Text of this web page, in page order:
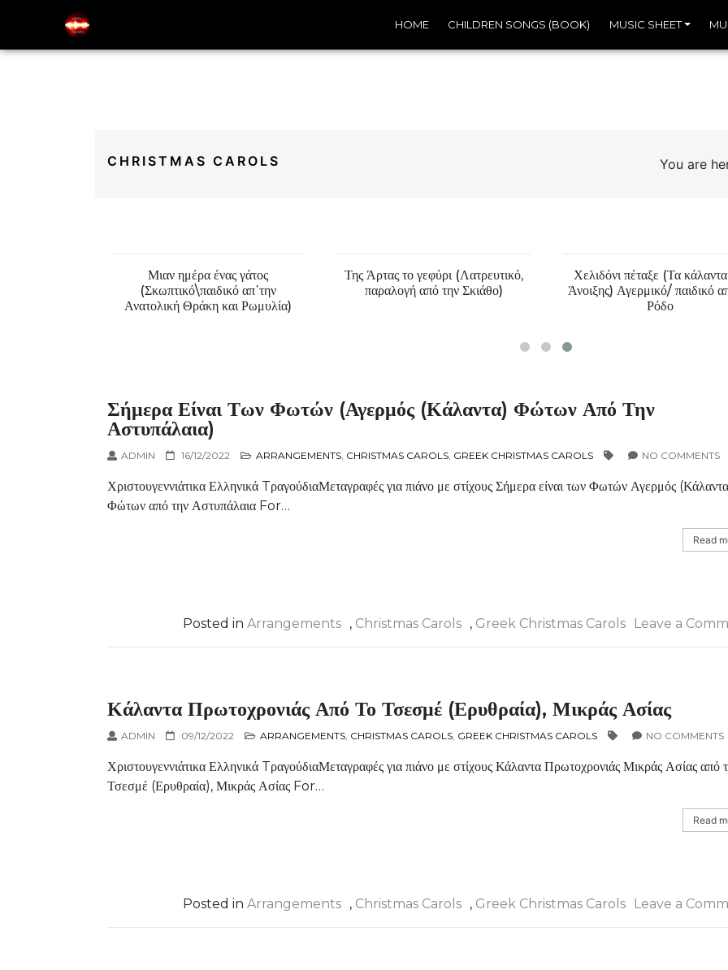
Electric Odysseas
Music Education Blog And Website
HOME CHILDREN SONGS (BOOK) MUSIC SHEET
CHRISTMAS CAROLS You are
Μιαν ημέρα ένας γάτος
(Σκωπτικό\παιδικό απ΄την
Ανατολική Θράκη και Ρωμυλία)
Της Άρτας το γεφύρι (Λατρευτικό,
παραλογή από την Σκιάθο)
Χελιδόνι πέταξε (Τα κάλαντα
Άνοιξης) Αγερμικό/ παιδικό
Ρόδο
Σήμερα Είναι Των Φωτών (Αγερμός (Κάλαντα) Φώτων Από Την
Αστυπάλαια)
ADMIN 16/12/2022 ARRANGEMENTS, CHRISTMAS CAROLS, GREEK CHRISTMAS CAROLS NO COMMENTS
Χριστουγεννιάτικα Ελληνικά TραγούδιαΜεταγραφές για πιάνο με στίχους Σήμερα είναι των Φωτών Αγερμός
Φώτων από την Αστυπάλαια For…
Read
Posted in Arrangements , Christmas Carols , Greek Christmas Carols Leave a
Κάλαντα Πρωτοχρονιάς Από Το Τσεσμέ (Ερυθραία), Μικράς Ασίας
ADMIN 09/12/2022 ARRANGEMENTS, CHRISTMAS CAROLS, GREEK CHRISTMAS CAROLS NO COMMENTS
Χριστουγεννιάτικα Ελληνικά TραγούδιαΜεταγραφές για πιάνο με στίχους Κάλαντα Πρωτοχρονιάς Μικράς Ασίας από
Τσεσμέ (Ερυθραία), Μικράς Ασίας For…
Read
Posted in Arrangements , Christmas Carols , Greek Christmas Carols Leave a